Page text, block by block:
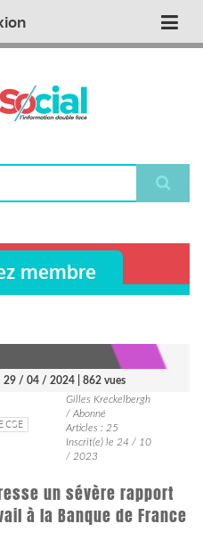
membre
29 / 04 / 2024 | 862 vues
CSE
Gilles Kreckelbergh
/ Abonné
Articles : 25
Inscrit(e) le 24 / 10
/ 2023
un sévère rapport
à la Banque de France